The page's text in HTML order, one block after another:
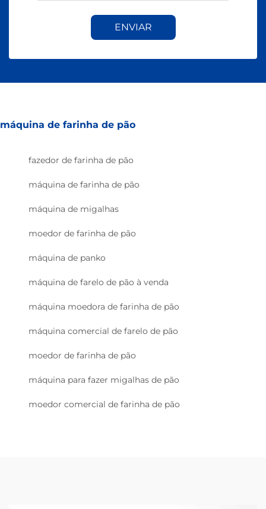
ENVIAR
máquina de farinha de pão
fazedor de farinha de pão
máquina de farinha de pão
máquina de migalhas
moedor de farinha de pão
máquina de panko
máquina de farelo de pão à venda
máquina moedora de farinha de pão
máquina comercial de farelo de pão
moedor de farinha de pão
máquina para fazer migalhas de pão
moedor comercial de farinha de pão